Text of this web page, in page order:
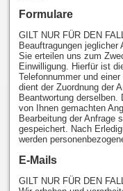
Formulare
GILT NUR FÜR DEN
Beauftragungen
Sie erteilen uns zum
Einwilligung. Hierfür ist
Telefonnummer und
dient der Zuordnung der
Beantwortung
von Ihnen gemachten
Bearbeitung der Anfrage
gespeichert. Nach
werden
E-Mails
GILT NUR FÜR DEN